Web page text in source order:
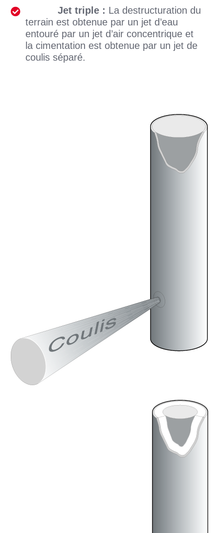
Jet triple : La destructuration du
terrain est obtenue par un jet d’eau
entouré par un jet d’air concentrique et
la cimentation est obtenue par un jet de
coulis séparé.